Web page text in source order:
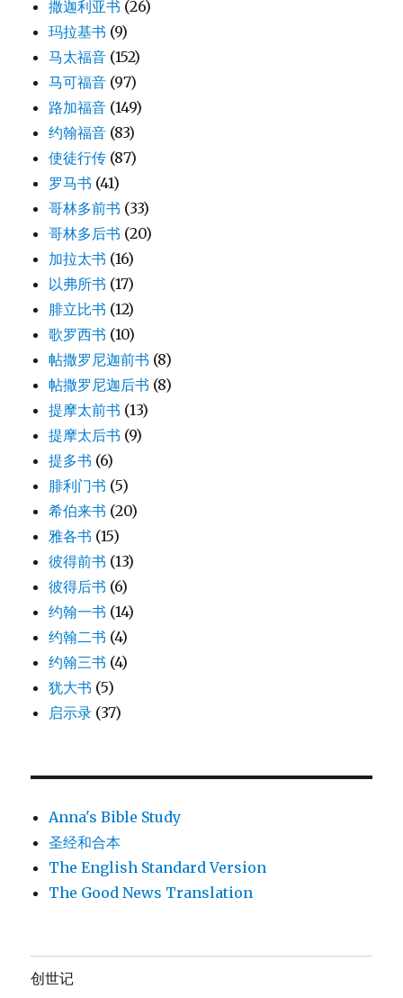
撒迦利亚书 (26)
玛拉基书 (9)
马太福音 (152)
马可福音 (97)
路加福音 (149)
约翰福音 (83)
使徒行传 (87)
罗马书 (41)
哥林多前书 (33)
哥林多后书 (20)
加拉太书 (16)
以弗所书 (17)
腓立比书 (12)
歌罗西书 (10)
帖撒罗尼迦前书 (8)
帖撒罗尼迦后书 (8)
提摩太前书 (13)
提摩太后书 (9)
提多书 (6)
腓利门书 (5)
希伯来书 (20)
雅各书 (15)
彼得前书 (13)
彼得后书 (6)
约翰一书 (14)
约翰二书 (4)
约翰三书 (4)
犹大书 (5)
启示录 (37)
Anna's Bible Study
圣经和合本
The English Standard Version
The Good News Translation
创世记